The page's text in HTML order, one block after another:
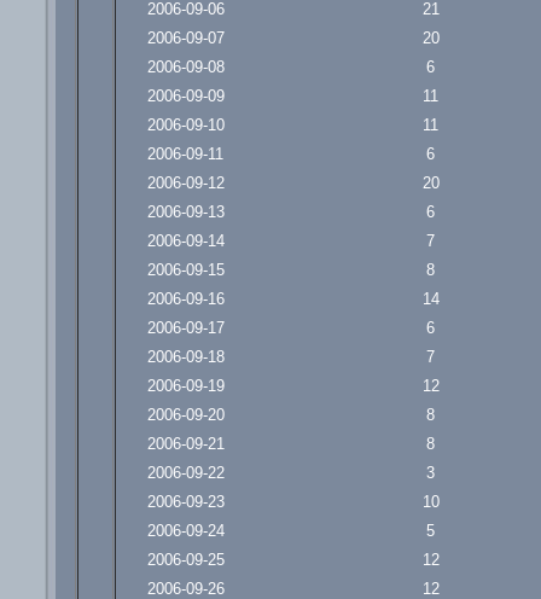
2006-09-06
21
2006-09-07
20
2006-09-08
6
2006-09-09
11
2006-09-10
11
2006-09-11
6
2006-09-12
20
2006-09-13
6
2006-09-14
7
2006-09-15
8
2006-09-16
14
2006-09-17
6
2006-09-18
7
2006-09-19
12
2006-09-20
8
2006-09-21
8
2006-09-22
3
2006-09-23
10
2006-09-24
5
2006-09-25
12
2006-09-26
12